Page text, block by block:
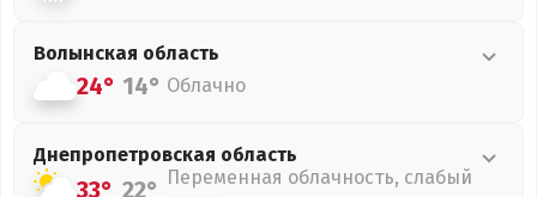
Волынская область
24° 14° Облачно
Днепропетровская область
33° 22° Переменная облачность, слабый